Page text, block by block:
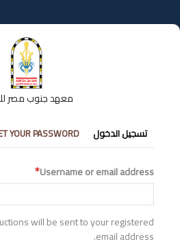
إلى
المحتوى
معهد جنوب مصر
التبويبات
الأساسية
تسجيل الدخول YOUR PASSWORD
Username or email address
will be sent to your registered
email address.